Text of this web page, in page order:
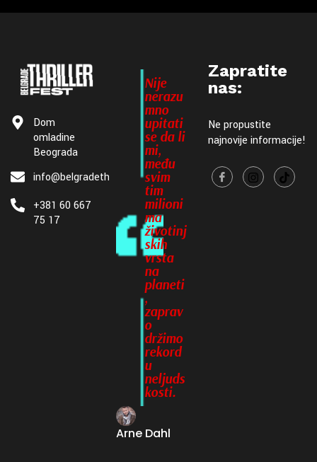
Dom
omladine
Beograda
info@belgradethrillerfest.com
+381 60 667
75 17
Nije
nerazu
mno
upitati
se da li
mi,
među
svim
tim
milioni
ma
životinj
skih
vrsta
na
planeti
,
zaprav
o
držimo
rekord
u
neljuds
kosti.
Arne Dahl
Zapratite
nas:
Ne propustite
najnovije informacije!